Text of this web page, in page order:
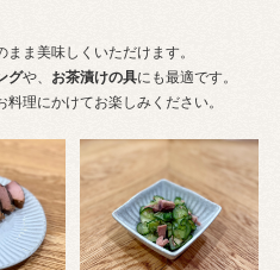
ま美味しくいただけます。
グや、 お茶漬けの具にも最適です。
理にかけてお楽しみください。